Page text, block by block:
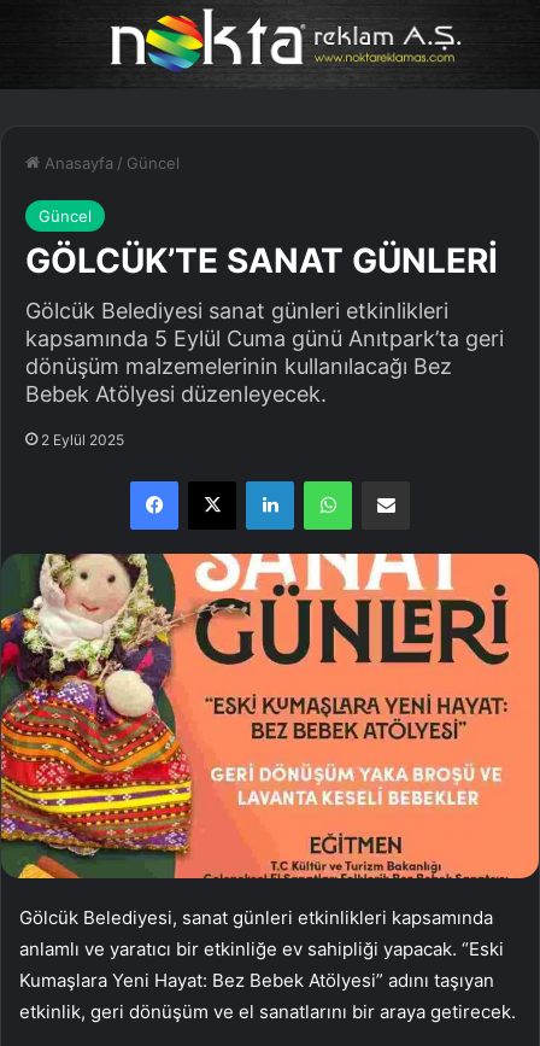
Anasayfa / Güncel
Güncel
GÖLCÜK’TE SANAT GÜNLERİ
Gölcük Belediyesi sanat günleri etkinlikleri
kapsamında 5 Eylül Cuma günü Anıtpark’ta geri
dönüşüm malzemelerinin kullanılacağı Bez
Bebek Atölyesi düzenleyecek.
2 Eylül 2025
Gölcük Belediyesi, sanat günleri etkinlikleri kapsamında
anlamlı ve yaratıcı bir etkinliğe ev sahipliği yapacak. “Eski
Kumaşlara Yeni Hayat: Bez Bebek Atölyesi” adını taşıyan
etkinlik, geri dönüşüm ve el sanatlarını bir araya getirecek.